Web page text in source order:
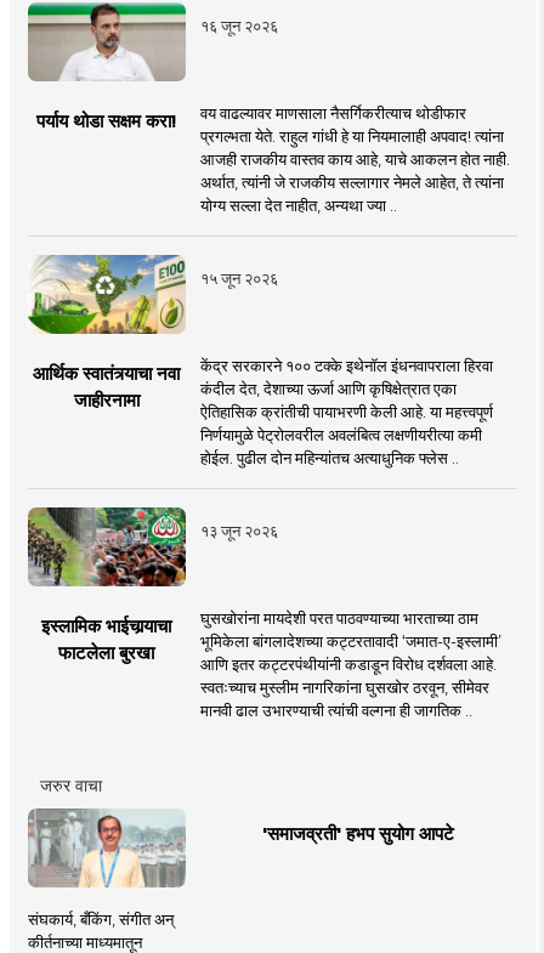
१६ जून २०२६
पर्याय थोडा सक्षम करा!
वय वाढल्यावर माणसाला नैसर्गिकरीत्याच थोडीफार
प्रगल्भता येते. राहुल गांधी हे या नियमालाही अपवाद! त्यांना
आजही राजकीय वास्तव काय आहे, याचे आकलन होत नाही.
अर्थात, त्यांनी जे राजकीय सल्लागार नेमले आहेत, ते त्यांना
योग्य सल्ला देत नाहीत, अन्यथा ज्या ..
१५ जून २०२६
आर्थिक स्वातंत्र्याचा नवा
जाहीरनामा
केंद्र सरकारने १०० टक्के इथेनॉल इंधनवापराला हिरवा
कंदील देत, देशाच्या ऊर्जा आणि कृषिक्षेत्रात एका
ऐतिहासिक क्रांतीची पायाभरणी केली आहे. या महत्त्वपूर्ण
निर्णयामुळे पेट्रोलवरील अवलंबित्व लक्षणीयरीत्या कमी
होईल. पुढील दोन महिन्यांतच अत्याधुनिक फ्लेस ..
१३ जून २०२६
इस्लामिक भाईचार्‍याचा
फाटलेला बुरखा
घुसखोरांना मायदेशी परत पाठवण्याच्या भारताच्या ठाम
भूमिकेला बांगलादेशच्या कट्टरतावादी ‘जमात-ए-इस्लामी’
आणि इतर कट्टरपंथीयांनी कडाडून विरोध दर्शवला आहे.
स्वतःच्याच मुस्लीम नागरिकांना घुसखोर ठरवून, सीमेवर
मानवी ढाल उभारण्याची त्यांची वल्गना ही जागतिक ..
जरुर वाचा
'समाजव्रती' हभप सुयोग आपटे
संघकार्य, बँकिंग, संगीत अन्
कीर्तनाच्या माध्यमातून